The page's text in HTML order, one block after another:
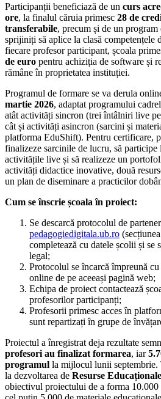
Participanții beneficiază de un curs
ore, la finalul căruia primesc 28 de
transferabile, precum și de un
sprijiniți să aplice la clasă competențele
fiecare profesor participant, școala
de euro pentru achiziția de software și
rămâne în proprietatea instituției.
Programul de formare se va derula
martie 2026, adaptat programului
atât activități sincron (trei întâlniri live
cât și activități asincron (sarcini și
platforma EduShift). Pentru certificare,
finalizeze sarcinile de lucru, să
activitățile live și să realizeze un
activități didactice inovative, două
un plan de diseminare a practicilor
Cum se înscrie școala în proiect:
Se descarcă protocolul de
pedagogiedigitala.ub.ro (secțiunea
completează cu datele școlii și se
legal;
Protocolul se încarcă împreună
online de pe aceeași pagină web;
Echipa de proiect contactează
profesorilor participanți;
Profesorii primesc acces în
sunt repartizați în grupe de
Proiectul a înregistrat deja rezultate
profesori au finalizat formarea, iar
programul la mijlocul lunii septembrie.
la dezvoltarea de Resurse
obiectivul proiectului de a forma 10.000